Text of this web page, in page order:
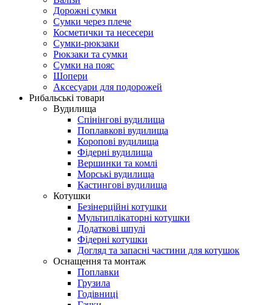
Дорожні сумки
Сумки через плече
Косметички та несесери
Сумки-рюкзаки
Рюкзаки та сумки
Сумки на пояс
Шопери
Аксесуари для подорожей
Рибальські товари
Вудилища
Спінінгові вудилища
Поплавкові вудилища
Коропові вудилища
Фідерні вудилища
Вершинки та комлі
Морські вудилища
Кастингові вудилища
Котушки
Безінерційні котушки
Мультиплікаторні котушки
Додаткові шпулі
Фідерні котушки
Догляд та запасні частини для котушок
Оснащення та монтаж
Поплавки
Грузила
Годівниці